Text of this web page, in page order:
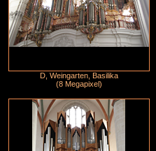
D, Weingarten, Basilika
(8 Megapixel)